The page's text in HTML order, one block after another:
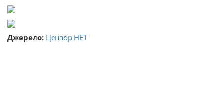
Джерело: Цензор.НЕТ